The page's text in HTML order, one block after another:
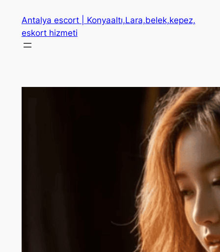
Antalya escort | Konyaaltı,Lara,belek,kepez,
eskort hizmeti